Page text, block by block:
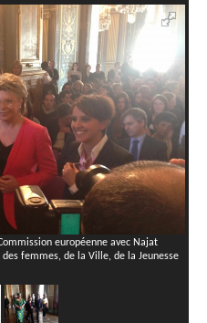
européenne avec Najat
femmes, de la Ville, de la Jeunesse